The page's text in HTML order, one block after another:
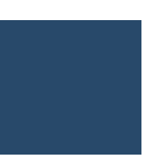
SPDS PARA